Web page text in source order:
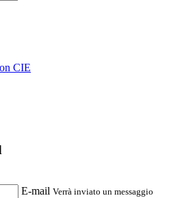
CIE
E-mail Verrà inviato un messaggio